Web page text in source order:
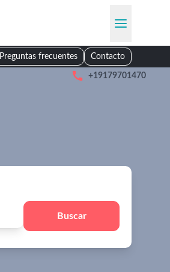
Preguntas frecuentes Contacto
 +19179701470
Buscar